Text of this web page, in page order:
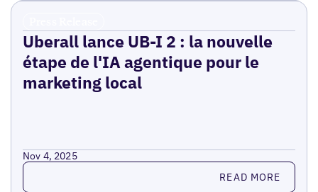
Uberall lance UB-I 2 : la nouvelle
étape de l'IA agentique pour le
marketing local
Nov 4, 2025
Read more READ MORE